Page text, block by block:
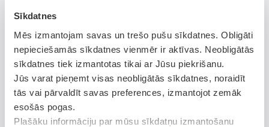
Sīkdatnes
Mēs izmantojam savas un trešo pušu sīkdatnes. Obligāti
nepieciešamās sīkdatnes vienmēr ir aktīvas. Neobligātās
sīkdatnes tiek izmantotas tikai ar Jūsu piekrišanu.
Jūs varat pieņemt visas neobligātās sīkdatnes, noraidīt
tās vai pārvaldīt savas preferences, izmantojot zemāk
esošās pogas.
Plašāku informāciju par mūsu sīkdatņu izmantošanu
kurās pārvietojas stirnas, aļņi un lapsas. Īpaši krēslā un
rītausmā var parādīties kāds meža dzīvnieks, kas
sekundes laikā kļūst par bistamu situāciju. Ja dzīvnieku
pamani - bremzē taisni; strauja izvairīšanās bieži beidzas
sliktāk nekā kontrolēta apstāšanās. Un jā, telefonu